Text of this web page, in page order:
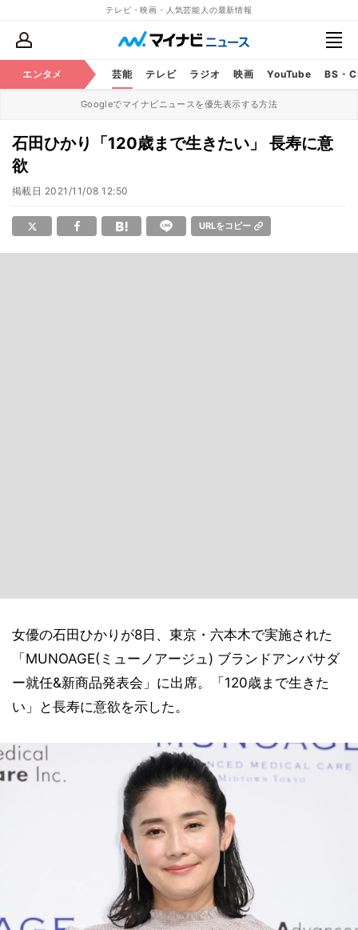
テレビ・映画・人気芸能人の最新情報
エンタメ 芸能 テレビ ラジオ 映画 YouTube BS・
Googleでマイナビニュースを優先表示する方法
石田ひかり「120歳まで生きたい」 長寿に意
欲
掲載日 2021/11/08 12:50
URLをコピー
女優の石田ひかりが8日、東京・六本木で実施された
「MUNOAGE(ミューノアージュ) ブランドアンバサダ
ー就任&新商品発表会」に出席。「120歳まで生きた
い」と長寿に意欲を示した。